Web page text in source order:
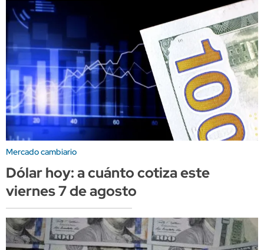
Mercado cambiario
Dólar hoy: a cuánto cotiza este
viernes 7 de agosto